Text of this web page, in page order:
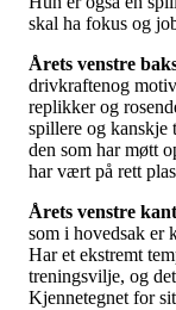
skal ha fokus og
Årets venstre
drivkraftenog
replikker og
spillere og kanskje
den som har møtt
har vært på rett
Årets venstre
som i hovedsak er
Har et ekstremt
treningsvilje, og
Kjennetegnet for